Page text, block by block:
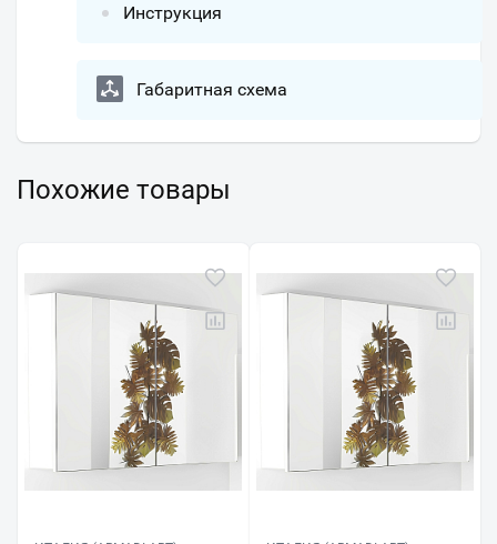
Инструкция
Габаритная схема
Похожие товары